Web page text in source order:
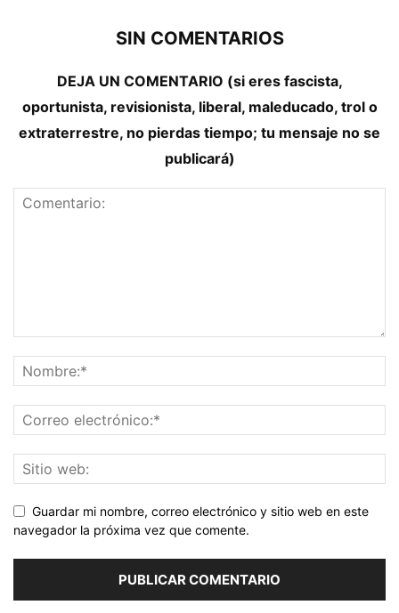
SIN COMENTARIOS
DEJA UN COMENTARIO (si eres fascista,
oportunista, revisionista, liberal, maleducado, trol o
extraterrestre, no pierdas tiempo; tu mensaje no se
publicará)
Guardar mi nombre, correo electrónico y sitio web en este
navegador la próxima vez que comente.